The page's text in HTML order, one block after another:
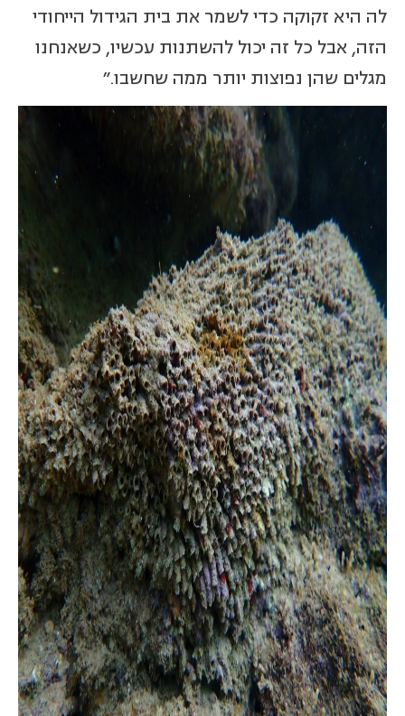
לה היא זקוקה כדי לשמר את בית הגידול הייחודי
הזה, אבל כל זה יכול להשתנות עכשיו, כשאנחנו
מגלים שהן נפוצות יותר ממה שחשבו."